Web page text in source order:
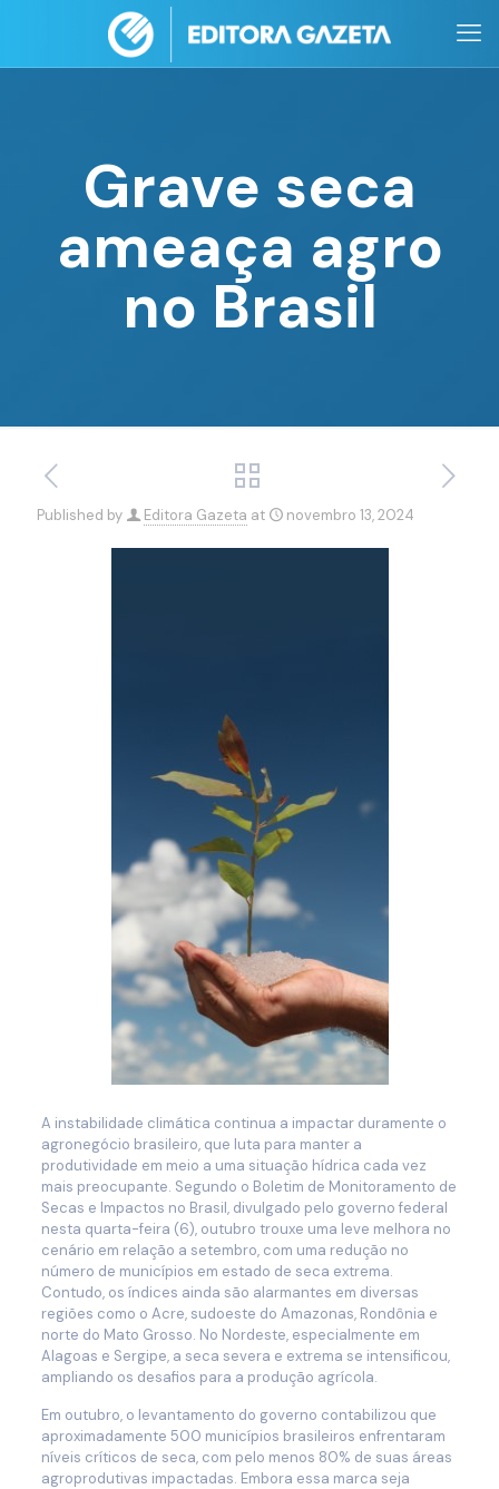
Grave seca
ameaça agro
no Brasil
Published by Editora Gazeta at novembro 13, 2024
A instabilidade climática continua a impactar duramente o
agronegócio brasileiro, que luta para manter a
produtividade em meio a uma situação hídrica cada vez
mais preocupante. Segundo o Boletim de Monitoramento de
Secas e Impactos no Brasil, divulgado pelo governo federal
nesta quarta-feira (6), outubro trouxe uma leve melhora no
cenário em relação a setembro, com uma redução no
número de municípios em estado de seca extrema.
Contudo, os índices ainda são alarmantes em diversas
regiões como o Acre, sudoeste do Amazonas, Rondônia e
norte do Mato Grosso. No Nordeste, especialmente em
Alagoas e Sergipe, a seca severa e extrema se intensificou,
ampliando os desafios para a produção agrícola.
Em outubro, o levantamento do governo contabilizou que
aproximadamente 500 municípios brasileiros enfrentaram
níveis críticos de seca, com pelo menos 80% de suas áreas
agroprodutivas impactadas. Embora essa marca seja